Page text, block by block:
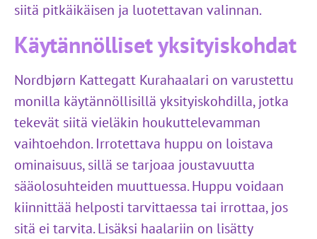
siitä pitkäikäisen ja luotettavan valinnan.
Käytännölliset yksityiskohdat
Nordbjørn Kattegatt Kurahaalari on varustettu
monilla käytännöllisillä yksityiskohdilla, jotka
tekevät siitä vieläkin houkuttelevamman
vaihtoehdon. Irrotettava huppu on loistava
ominaisuus, sillä se tarjoaa joustavuutta
sääolosuhteiden muuttuessa. Huppu voidaan
kiinnittää helposti tarvittaessa tai irrottaa, jos
sitä ei tarvita. Lisäksi haalariin on lisätty